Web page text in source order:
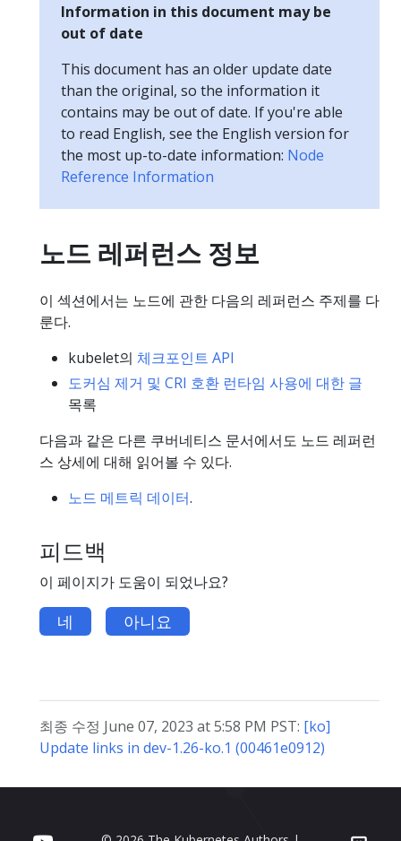
Information in this document may be
out of date
This document has an older update date
than the original, so the information it
contains may be out of date. If you're able
to read English, see the English version for
the most up-to-date information: Node
Reference Information
노드 레퍼런스 정보
이 섹션에서는 노드에 관한 다음의 레퍼런스 주제를 다
룬다.
kubelet의 체크포인트 API
도커심 제거 및 CRI 호환 런타임 사용에 대한 글
목록
다음과 같은 다른 쿠버네티스 문서에서도 노드 레퍼런
스 상세에 대해 읽어볼 수 있다.
노드 메트릭 데이터.
피드백
이 페이지가 도움이 되었나요?
네 아니요
최종 수정 June 07, 2023 at 5:58 PM PST: [ko]
Update links in dev-1.26-ko.1 (00461e0912)